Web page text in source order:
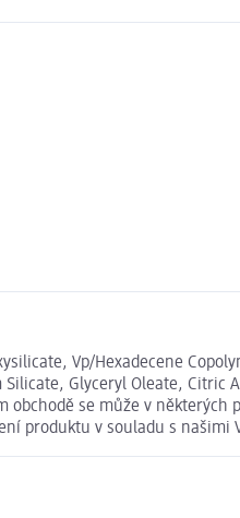
Vp/Hexadecene
Glyceryl Oleate, Citric
obchodě se může v
produktu v souladu s našimi